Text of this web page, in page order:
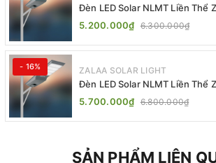
Đèn LED Solar NLMT Liền Thể
One | ZALAA Street Light
5.200.000₫ 6.300.000₫
- 16% ZALAA SOLAR LIGHT
Đèn LED Solar NLMT Liền Thể
One | ZALAA Street Light
5.700.000₫ 6.800.000₫
SẢN PHẨM LIÊN